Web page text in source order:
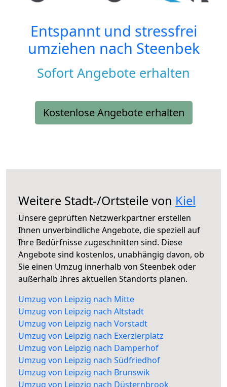
Entspannt und stressfrei
umziehen nach Steenbek
Sofort Angebote erhalten
Kostenlose Angebote erhalten
Weitere Stadt-/Ortsteile von Kiel
Unsere geprüften Netzwerkpartner erstellen
Ihnen unverbindliche Angebote, die speziell auf
Ihre Bedürfnisse zugeschnitten sind. Diese
Angebote sind kostenlos, unabhängig davon, ob
Sie einen Umzug innerhalb von Steenbek oder
außerhalb Ihres aktuellen Standorts planen.
Umzug von Leipzig nach Mitte
Umzug von Leipzig nach Altstadt
Umzug von Leipzig nach Vorstadt
Umzug von Leipzig nach Exerzierplatz
Umzug von Leipzig nach Damperhof
Umzug von Leipzig nach Südfriedhof
Umzug von Leipzig nach Brunswik
Umzug von Leipzig nach Düsternbrook